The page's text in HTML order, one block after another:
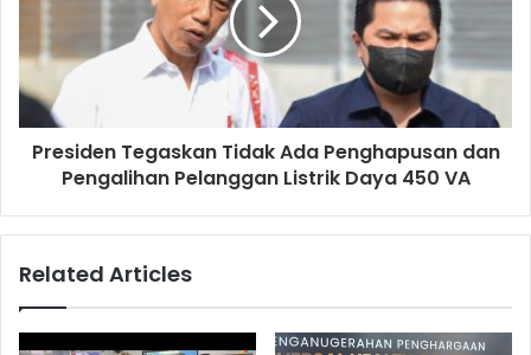
Presiden Tegaskan Tidak Ada Penghapusan dan
Pengalihan Pelanggan Listrik Daya 450 VA
Related Articles